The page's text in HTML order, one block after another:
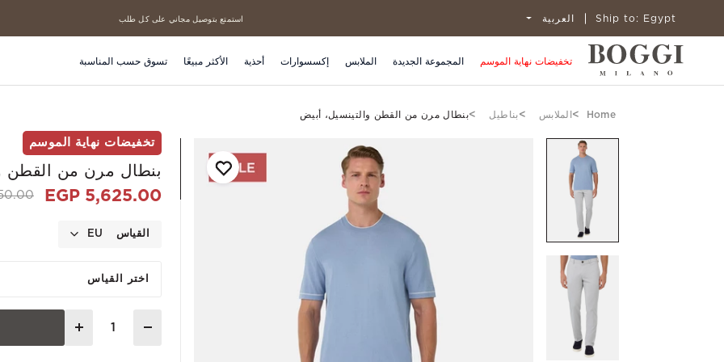
Ship to: Egypt العربية استمتع بتوصيل مجاني على كل طلب
تخفيضات نهاية الموسم المجموعة الجديدة الملابس إكسسوارات أحذية الأكثر مبيعًا تسوق حسب المناسبة
Home الملابس بناطيل بنطال مرن من القطن والتينسيل، أبيض
تخفيضات نهاية الموسم
بنطال مرن من القطن
5,625.00 EGP
from
EGP
القياس EU
اختر القياس